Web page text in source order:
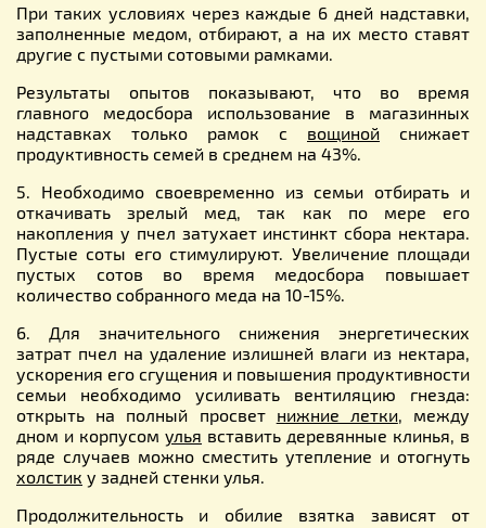
При таких условиях через каждые 6 дней надставки,
заполненные медом, отбирают, а на их место ставят
другие с пустыми сотовыми рамками.
Результаты опытов показывают, что во время
главного медосбора использование в магазинных
надставках только рамок с вощиной снижает
продуктивность семей в среднем на 43%.
5. Необходимо своевременно из семьи отбирать и
откачивать зрелый мед, так как по мере его
накопления у пчел затухает инстинкт сбора нектара.
Пустые соты его стимулируют. Увеличение площади
пустых сотов во время медосбора повышает
количество собранного меда на 10-15%.
6. Для значительного снижения энергетических
затрат пчел на удаление излишней влаги из нектара,
ускорения его сгущения и повышения продуктивности
семьи необходимо усиливать вентиляцию гнезда:
открыть на полный просвет нижние летки, между
дном и корпусом улья вставить деревянные клинья, в
ряде случаев можно сместить утепление и отогнуть
холстик у задней стенки улья.
Продолжительность и обилие взятка зависят от